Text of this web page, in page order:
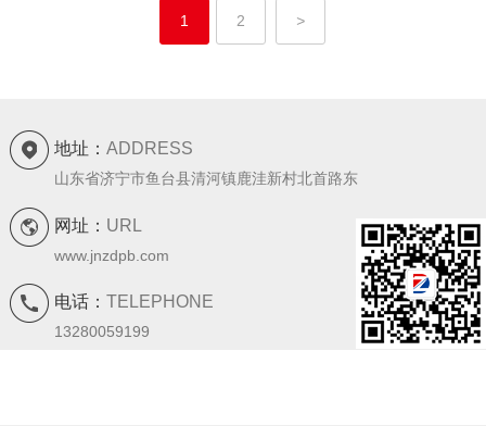
1 2 >
地址： ADDRESS
山东省济宁市鱼台县清河镇鹿洼新村北首路东
网址： URL
www.jnzdpb.com
电话： TELEPHONE
13280059199